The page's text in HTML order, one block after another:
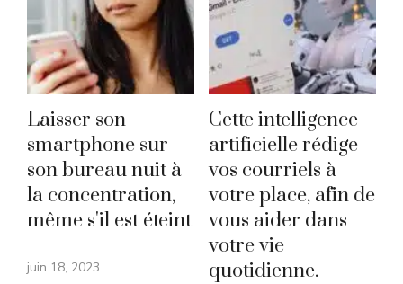
Laisser son
smartphone sur
son bureau nuit à
la concentration,
même s'il est éteint
juin 18, 2023
Cette intelligence
artificielle rédige
vos courriels à
votre place, afin de
vous aider dans
votre vie
quotidienne.